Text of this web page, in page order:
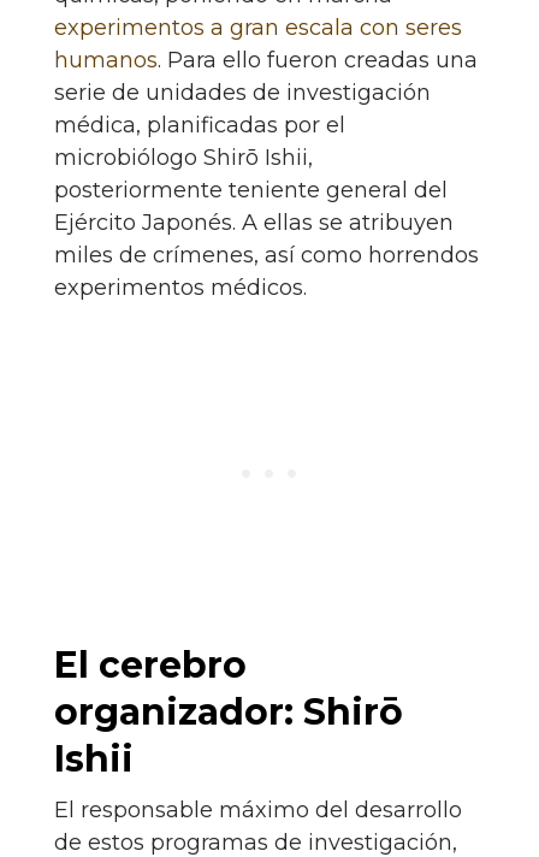
experimentos a gran escala con seres
humanos. Para ello fueron creadas una
serie de unidades de investigación
médica, planificadas por el
microbiólogo Shirō Ishii,
posteriormente teniente general del
Ejército Japonés. A ellas se atribuyen
miles de crímenes, así como horrendos
experimentos médicos.
El cerebro
organizador: Shirō
Ishii
El responsable máximo del desarrollo
de estos programas de investigación,